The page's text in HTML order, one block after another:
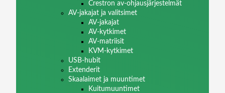
Crestron av-ohjausjärjestelmät
AV-jakajat ja valitsimet
AV-jakajat
AV-kytkimet
AV-matriisit
KVM-kytkimet
USB-hubit
Extenderit
Skaalaimet ja muuntimet
Kuitumuuntimet